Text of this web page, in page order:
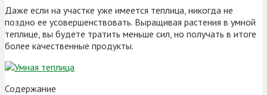
Даже если на участке уже имеется теплица, никогда не
поздно ее усовершенствовать. Выращивая растения в умной
теплице, вы будете тратить меньше сил, но получать в итоге
более качественные продукты.
Содержание